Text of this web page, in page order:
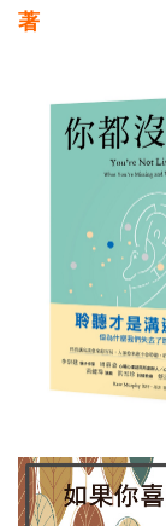
著